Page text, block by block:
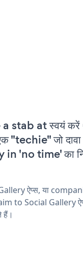
a stab at स्वयं
जो दावा
'no time' का
ऐप्स, या
to Social Gallery